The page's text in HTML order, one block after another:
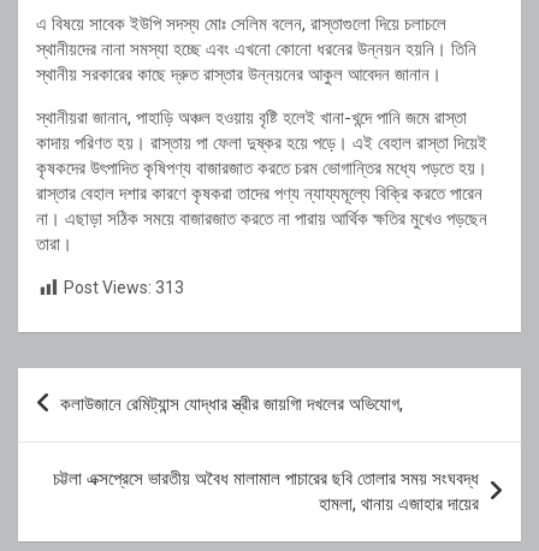
এ বিষয়ে সাবেক ইউপি সদস্য মোঃ সেলিম বলেন, রাস্তাগুলো দিয়ে চলাচলে
স্থানীয়দের নানা সমস্যা হচ্ছে এবং এখনো কোনো ধরনের উন্নয়ন হয়নি। তিনি
স্থানীয় সরকারের কাছে দ্রুত রাস্তার উন্নয়নের আকুল আবেদন জানান।
স্থানীয়রা জানান, পাহাড়ি অঞ্চল হওয়ায় বৃষ্টি হলেই খানা-খন্দে পানি জমে রাস্তা
কাদায় পরিণত হয়। রাস্তায় পা ফেলা দুষ্কর হয়ে পড়ে। এই বেহাল রাস্তা দিয়েই
কৃষকদের উৎপাদিত কৃষিপণ্য বাজারজাত করতে চরম ভোগান্তির মধ্যে পড়তে হয়।
রাস্তার বেহাল দশার কারণে কৃষকরা তাদের পণ্য ন্যায্যমূল্যে বিক্রি করতে পারেন
না। এছাড়া সঠিক সময়ে বাজারজাত করতে না পারায় আর্থিক ক্ষতির মুখেও পড়ছেন
তারা।
Post Views: 313
Post
navigation
কলাউজানে রেমিট্যান্স যোদ্ধার স্ত্রীর জায়গিা দখলের অভিযোগ,
চট্টলা এক্সপ্রেসে ভারতীয় অবৈধ মালামাল পাচারের ছবি তোলার সময় সংঘবদ্ধ
হামলা, থানায় এজাহার দায়ের